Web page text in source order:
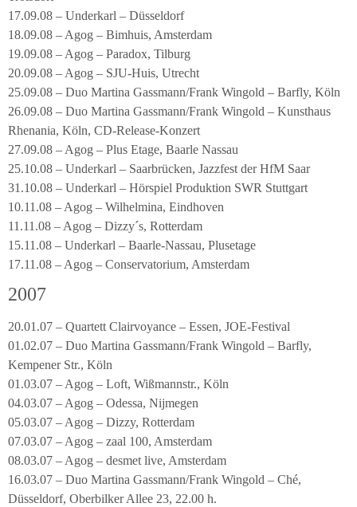
17.09.08 – Underkarl – Düsseldorf
18.09.08 – Agog – Bimhuis, Amsterdam
19.09.08 – Agog – Paradox, Tilburg
20.09.08 – Agog – SJU-Huis, Utrecht
25.09.08 – Duo Martina Gassmann/Frank Wingold – Barfly, Köln
26.09.08 – Duo Martina Gassmann/Frank Wingold – Kunsthaus
Rhenania, Köln, CD-Release-Konzert
27.09.08 – Agog – Plus Etage, Baarle Nassau
25.10.08 – Underkarl – Saarbrücken, Jazzfest der HfM Saar
31.10.08 – Underkarl – Hörspiel Produktion SWR Stuttgart
10.11.08 – Agog – Wilhelmina, Eindhoven
11.11.08 – Agog – Dizzy´s, Rotterdam
15.11.08 – Underkarl – Baarle-Nassau, Plusetage
17.11.08 – Agog – Conservatorium, Amsterdam
2007
20.01.07 – Quartett Clairvoyance – Essen, JOE-Festival
01.02.07 – Duo Martina Gassmann/Frank Wingold – Barfly,
Kempener Str., Köln
01.03.07 – Agog – Loft, Wißmannstr., Köln
04.03.07 – Agog – Odessa, Nijmegen
05.03.07 – Agog – Dizzy, Rotterdam
07.03.07 – Agog – zaal 100, Amsterdam
08.03.07 – Agog – desmet live, Amsterdam
16.03.07 – Duo Martina Gassmann/Frank Wingold – Ché,
Düsseldorf, Oberbilker Allee 23, 22.00 h.